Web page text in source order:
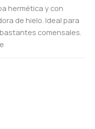
hermética y con
de hielo. Ideal para
comensales.